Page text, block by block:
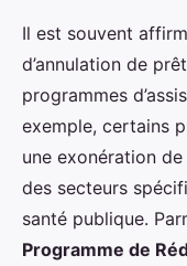
Il est souvent
d’annulation de
programmes
exemple, certains
une exonération
des secteurs
santé publique.
Programme de